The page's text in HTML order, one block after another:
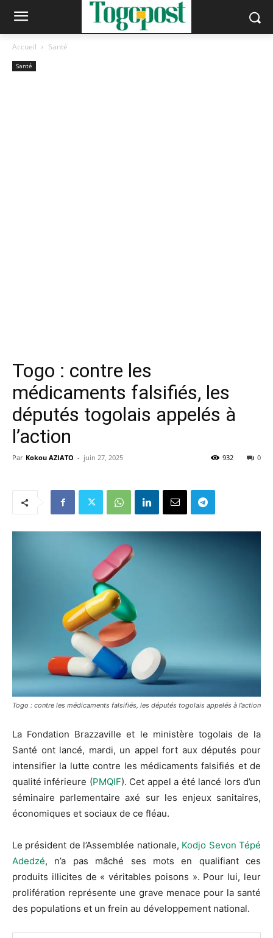
Accueil Santé
Santé
Togo : contre les
médicaments falsifiés, les
députés togolais appelés à
l’action
Par Kokou AZIATO - juin 27, 2025 0
932
Togo : contre les médicaments falsifiés, les députés togolais appelés à l’action
La Fondation Brazzaville et le ministère togolais de la
Santé ont lancé, mardi, un appel fort aux députés pour
intensifier la lutte contre les médicaments falsifiés et de
qualité inférieure (PMQIF). Cet appel a été lancé lors d’un
séminaire parlementaire axé sur les enjeux sanitaires,
économiques et sociaux de ce fléau.
Le président de l’Assemblée nationale, Kodjo Sevon Tépé
Adedzé, n’a pas mâché ses mots en qualifiant ces
produits illicites de « véritables poisons ». Pour lui, leur
prolifération représente une grave menace pour la santé
des populations et un frein au développement national.